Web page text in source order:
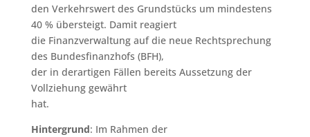
den Verkehrswert des Grundstücks um mindestens
40 % übersteigt. Damit reagiert
die Finanzverwaltung auf die neue Rechtsprechung
des Bundesfinanzhofs (BFH),
der in derartigen Fällen bereits Aussetzung der
Vollziehung gewährt
hat.
Hintergrund: Im Rahmen der